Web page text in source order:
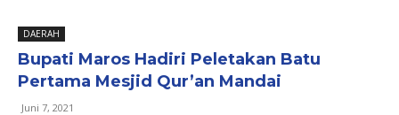
DAERAH
Bupati Maros Hadiri Peletakan Batu
Pertama Mesjid Qur’an Mandai
Juni 7, 2021